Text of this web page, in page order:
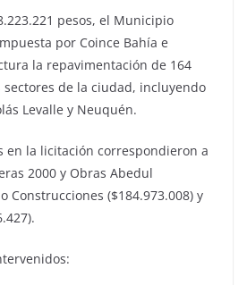
pesos, el Municipio
por Coince Bahía e
la repavimentación de 164
de la ciudad, incluyendo
Levalle y Neuquén.
en la licitación correspondieron a
2000 y Obras Abedul
Construcciones ($184.973.008) y